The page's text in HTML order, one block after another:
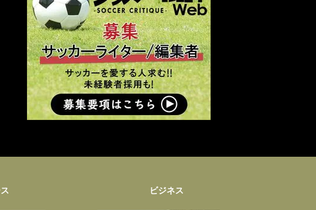
ビジネス